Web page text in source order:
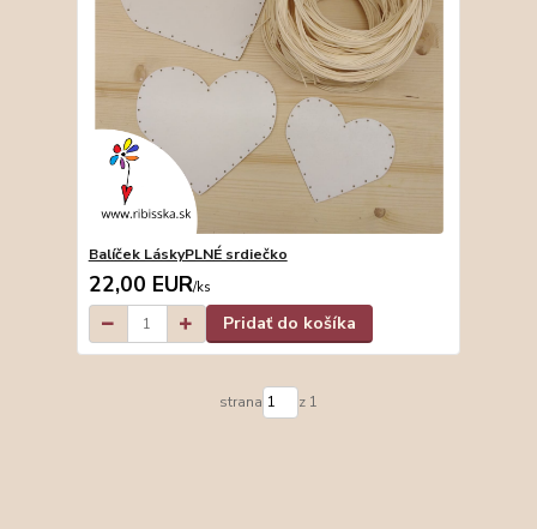
Balíček LáskyPLNÉ srdiečko
22,00 EUR/ks
Pridať do košíka
strana z 1